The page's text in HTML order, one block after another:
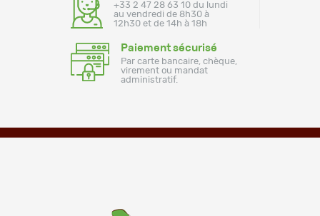
+33 2 47 28 63 10 du lundi
au vendredi de 8h30 à
12h30 et de 14h à 18h
Paiement sécurisé
Par carte bancaire, chèque,
virement ou mandat
administratif.